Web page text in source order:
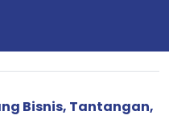
Bisnis, Tantangan,